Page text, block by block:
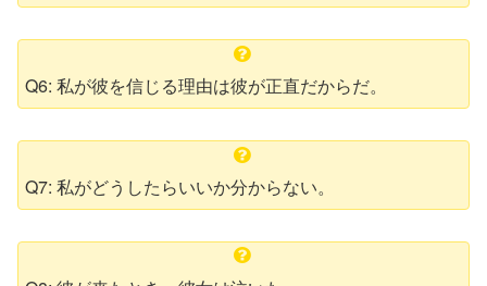
Q6: 私が彼を信じる理由は彼が正直だからだ。
Q7: 私がどうしたらいいか分からない。